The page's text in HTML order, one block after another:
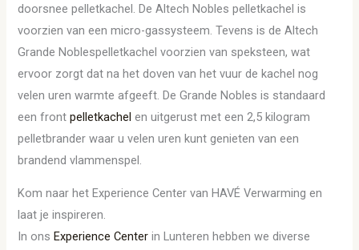
doorsnee pelletkachel. De Altech Nobles pelletkachel is
voorzien van een micro-gassysteem. Tevens is de Altech
Grande Noblespelletkachel voorzien van speksteen, wat
ervoor zorgt dat na het doven van het vuur de kachel nog
velen uren warmte afgeeft. De Grande Nobles is standaard
een frontpelletkachel en uitgerust met een 2,5 kilogram
pelletbrander waar u velen uren kunt genieten van een
brandend vlammenspel.
Kom naar het Experience Center van HAVÉ Verwarming en
laat je inspireren.
In ons Experience Center in Lunteren hebben we diverse